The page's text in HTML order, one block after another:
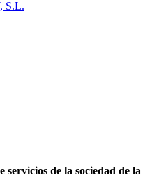
de la sociedad de la